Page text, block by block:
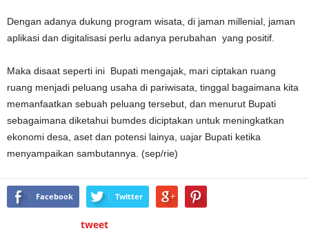
Dengan adanya dukung program wisata, di jaman millenial, jaman
aplikasi dan digitalisasi perlu adanya perubahan yang positif.
Maka disaat seperti ini Bupati mengajak, mari ciptakan ruang
ruang menjadi peluang usaha di pariwisata, tinggal bagaimana kita
memanfaatkan sebuah peluang tersebut, dan menurut Bupati
sebagaimana diketahui bumdes diciptakan untuk meningkatkan
ekonomi desa, aset dan potensi lainya, uajar Bupati ketika
menyampaikan sambutannya. (sep/rie)
Facebook Twitter
tweet